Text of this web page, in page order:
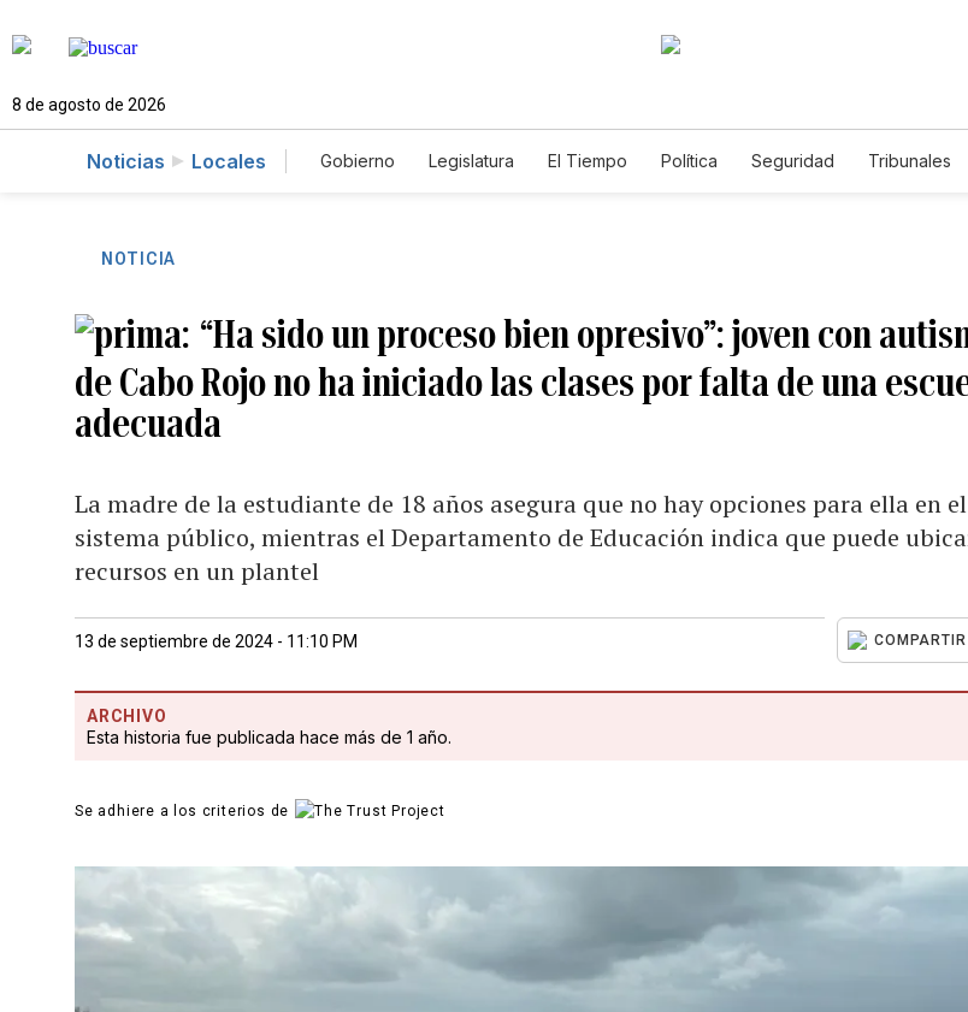
8 de agosto de 2026
Noticias Locales Gobierno Legislatura El Tiempo Política Seguridad Tribunales
NOTICIA
“Ha sido un proceso bien opresivo”: joven con
de Cabo Rojo no ha iniciado las clases por falta de una
adecuada
La madre de la estudiante de 18 años asegura que no hay opciones para ella en el
sistema público, mientras el Departamento de Educación indica que puede
recursos en un plantel
13 de septiembre de 2024 - 11:10 PM COMPARTIR
ARCHIVO
Esta historia fue publicada hace más de 1 año.
Se adhiere a los criterios de